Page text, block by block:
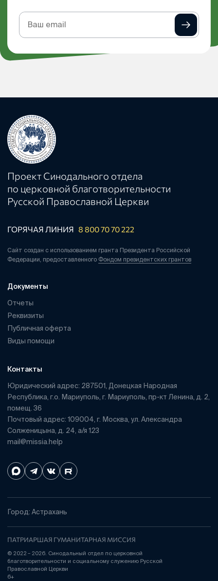
Подписка
на
Проект Синодального отдела
по церковной благотворительности
Русской Православной Церкви
ГОРЯЧАЯ ЛИНИЯ 8 800 70 70 222
Сайт создан с использованием гранта Президента Российской
Федерации, предоставленного Фондом президентских грантов
Документы
Отчеты
Реквизиты
Публичная оферта
Виды помощи
Контакты
Юридический адрес: 287501, Донецкая Народная
Республика, г.о. Мариуполь, г. Мариуполь, пр-кт Ленина, д. 2,
помещ. 36
Почтовый адрес: 109004, г. Москва, ул. Александра
Солженицына, д. 24, а/я 123
mail@missia.help
Город: Астрахань
ПАТРИАРШАЯ ГУМАНИТАРНАЯ МИССИЯ
© 2022 – 2026. Синодальный отдел по церковной
благотворительности и социальному служению Русской
Православной Церкви
6+